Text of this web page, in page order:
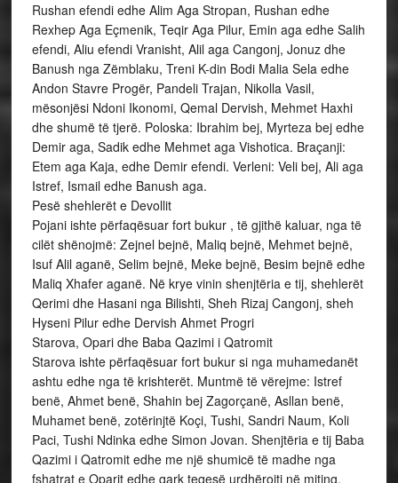
Rushan efendi edhe Alim Aga Stropan, Rushan edhe
Rexhep Aga Eçmenik, Teqir Aga Pilur, Emin aga edhe Salih
efendi, Aliu efendi Vranisht, Alil aga Cangonj, Jonuz dhe
Banush nga Zëmblaku, Treni K-din Bodi Malia Sela edhe
Andon Stavre Progër, Pandeli Trajan, Nikolla Vasil,
mësonjësi Ndoni Ikonomi, Qemal Dervish, Mehmet Haxhi
dhe shumë të tjerë. Poloska: Ibrahim bej, Myrteza bej edhe
Demir aga, Sadik edhe Mehmet aga Vishotica. Braçanji:
Etem aga Kaja, edhe Demir efendi. Verleni: Veli bej, Ali aga
Istref, Ismail edhe Banush aga.
Pesë shehlerët e Devollit
Pojani ishte përfaqësuar fort bukur , të gjithë kaluar, nga të
cilët shënojmë: Zejnel bejnë, Maliq bejnë, Mehmet bejnë,
Isuf Alil aganë, Selim bejnë, Meke bejnë, Besim bejnë edhe
Maliq Xhafer aganë. Në krye vinin shenjtëria e tij, shehlerët
Qerimi dhe Hasani nga Bilishti, Sheh Rizaj Cangonj, sheh
Hyseni Pilur edhe Dervish Ahmet Progri
Starova, Opari dhe Baba Qazimi i Qatromit
Starova ishte përfaqësuar fort bukur si nga muhamedanët
ashtu edhe nga të krishterët. Muntmë të vërejme: Istref
benë, Ahmet benë, Shahin bej Zagorçanë, Asllan benë,
Muhamet benë, zotërinjtë Koçi, Tushi, Sandri Naum, Koli
Paci, Tushi Ndinka edhe Simon Jovan. Shenjtëria e tij Baba
Qazimi i Qatromit edhe me një shumicë të madhe nga
fshatrat e Oparit edhe qark teqesë urdhërojti në miting.